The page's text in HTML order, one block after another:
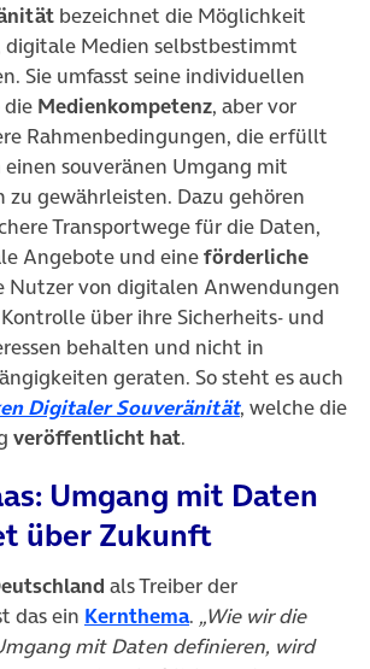
bezeichnet die Möglichkeit
digitale Medien selbstbestimmt
Sie umfasst seine individuellen
Medienkompetenz, aber vor
Rahmenbedingungen, die erfüllt
einen souveränen Umgang mit
gewährleisten. Dazu gehören
Transportwege für die Daten,
Angebote und eineförderliche
Nutzer von digitalen Anwendungen
über ihre Sicherheits- und
behalten und nicht in
geraten. So steht es auch
Digitaler Souveränität(öffnet in
, welche die
veröffentlicht hat.
Umgang mit Daten
über Zukunft
als Treiber der
das ein Kernthema(öffnet in neuem
. „Wie wir die
mit Daten definieren, wird